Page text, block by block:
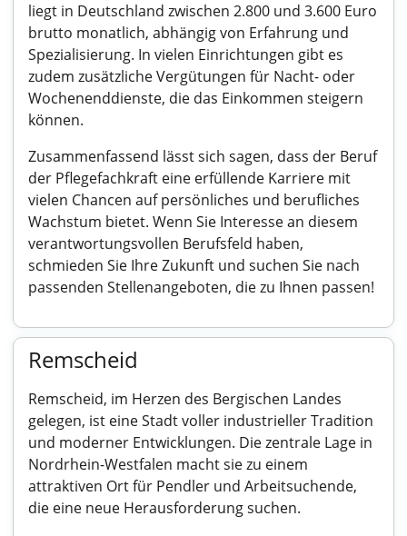
liegt in Deutschland zwischen 2.800 und 3.600 Euro
brutto monatlich, abhängig von Erfahrung und
Spezialisierung. In vielen Einrichtungen gibt es
zudem zusätzliche Vergütungen für Nacht- oder
Wochenenddienste, die das Einkommen steigern
können.
Zusammenfassend lässt sich sagen, dass der Beruf
der Pflegefachkraft eine erfüllende Karriere mit
vielen Chancen auf persönliches und berufliches
Wachstum bietet. Wenn Sie Interesse an diesem
verantwortungsvollen Berufsfeld haben,
schmieden Sie Ihre Zukunft und suchen Sie nach
passenden Stellenangeboten, die zu Ihnen passen!
Remscheid
Remscheid, im Herzen des Bergischen Landes
gelegen, ist eine Stadt voller industrieller Tradition
und moderner Entwicklungen. Die zentrale Lage in
Nordrhein-Westfalen macht sie zu einem
attraktiven Ort für Pendler und Arbeitsuchende,
die eine neue Herausforderung suchen.